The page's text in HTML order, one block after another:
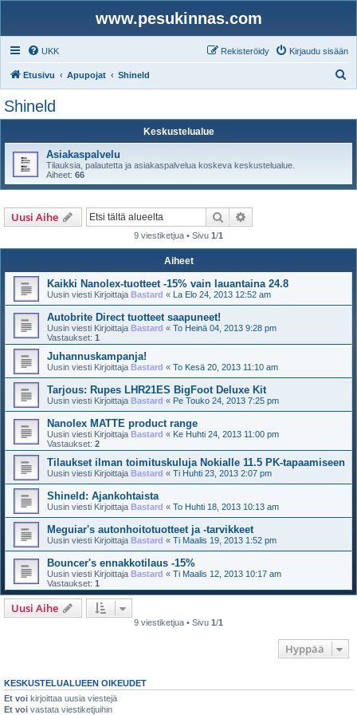
www.pesukinnas.com
UKK Kirjaudu sisään
Rekisteröidy
Etusivu Apupojat Shineld
Shineld
Keskustelualue
Asiakaspalvelu
Tilauksia, palautetta ja asiakaspalvelua koskeva keskustelualue.
Aiheet: 66
Uusi Aihe Etsi
9 viestiketjua • Sivu 1/1
Aiheet
Kaikki Nanolex-tuotteet -15% vain lauantaina 24.8
Uusin viesti Kirjoittaja Bastard « La Elo 24, 2013 12:52 am
Autobrite Direct tuotteet saapuneet!
Uusin viesti Kirjoittaja Bastard « To Heinä 04, 2013 9:28 pm
Vastaukset: 1
Juhannuskampanja!
Uusin viesti Kirjoittaja Bastard « To Kesä 20, 2013 11:10 am
Tarjous: Rupes LHR21ES BigFoot Deluxe Kit
Uusin viesti Kirjoittaja Bastard « Pe Touko 24, 2013 7:25 pm
Nanolex MATTE product range
Uusin viesti Kirjoittaja Bastard « Ke Huhti 24, 2013 11:00 pm
Vastaukset: 2
Tilaukset ilman toimituskuluja Nokialle 11.5 PK-tapaamiseen
Uusin viesti Kirjoittaja Bastard « Ti Huhti 23, 2013 2:07 pm
Shineld: Ajankohtaista
Uusin viesti Kirjoittaja Bastard « To Huhti 18, 2013 10:13 am
Meguiar's autonhoitotuotteet ja -tarvikkeet
Uusin viesti Kirjoittaja Bastard « Ti Maalis 19, 2013 1:52 pm
Bouncer's ennakkotilaus -15%
Uusin viesti Kirjoittaja Bastard « Ti Maalis 12, 2013 10:17 am
Vastaukset: 1
Uusi Aihe
9 viestiketjua • Sivu 1/1
Hyppää
KESKUSTELUALUEEN OIKEUDET
Et voi kirjoittaa uusia viestejä
Et voi vastata viestiketjuihin